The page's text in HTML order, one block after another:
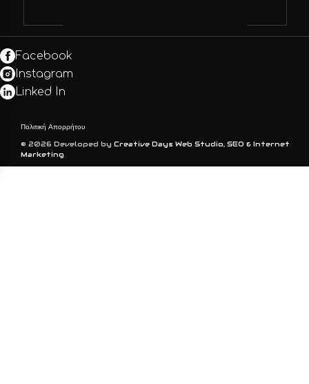
© 2026 Developed by Creative Days Web Studio, SEO & Internet
Marketing
Πολιτική Απορρήτου
Facebook
Instagram
Linked In